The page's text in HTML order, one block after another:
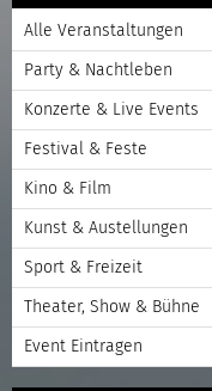
Alle Veranstaltungen
Party & Nachtleben
Konzerte & Live Events
Festival & Feste
Kino & Film
Kunst & Austellungen
Sport & Freizeit
Theater, Show & Bühne
Event Eintragen